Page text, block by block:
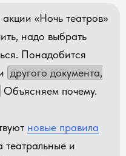
«Ночь театров»
надо выбрать
Понадобится
другого документа,
Объясняем почему.
новые правила
и